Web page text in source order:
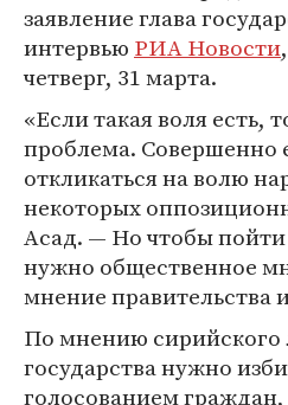
заявление глава
интервью РИА Новости
четверг, 31 марта.
«Если такая воля есть,
проблема. Совершенно
откликаться на волю
некоторых
Асад. — Но чтобы
нужно общественное
мнение правительства
По мнению сирийского
государства нужно
голосованием граждан,